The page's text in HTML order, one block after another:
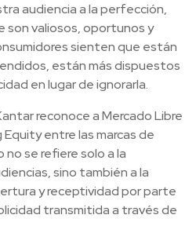
audiencia a la perfección,
son valiosos, oportunos y
sienten que están
están más dispuestos
en lugar de ignorarla.
reconoce a Mercado Libre
entre las marcas de
se refiere solo a la
sino también a la
y receptividad por parte
transmitida a través de